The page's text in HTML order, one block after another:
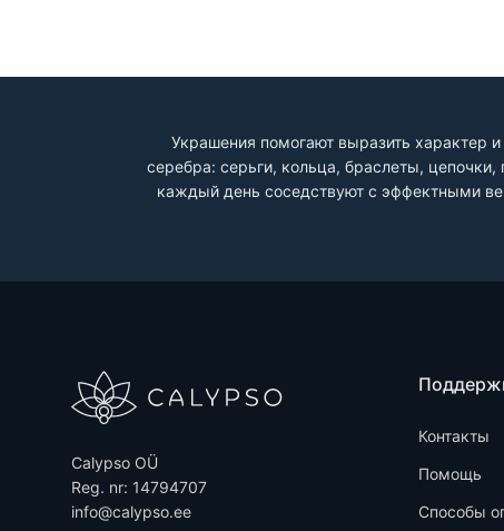
Украшения помогают выразить характер
серебра: серьги, кольца, браслеты,
каждый день соседствуют с эффектными
Calypso OÜ
Reg. nr: 14794707
info@calypso.ee
Контакты
Помощь
Способы